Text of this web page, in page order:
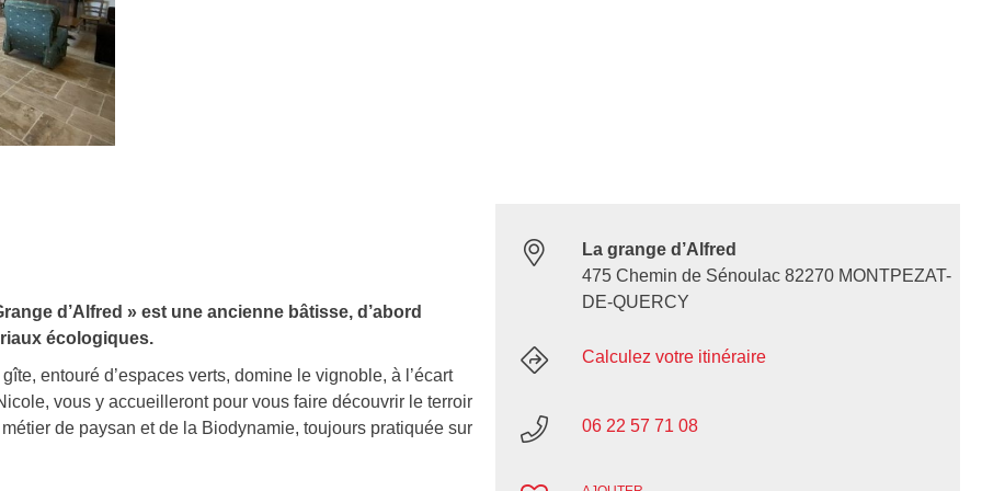
d’Alfred » est une ancienne bâtisse, d’abord
écologiques.
entouré d’espaces verts, domine le vignoble, à l’écart
vous y accueilleront pour vous faire découvrir le terroir
de paysan et de la Biodynamie, toujours pratiquée sur
La grange d’Alfred
475 Chemin de Sénoulac 82270 MONTPEZAT-
DE-QUERCY
Calculez votre itinéraire
06 22 57 71 08